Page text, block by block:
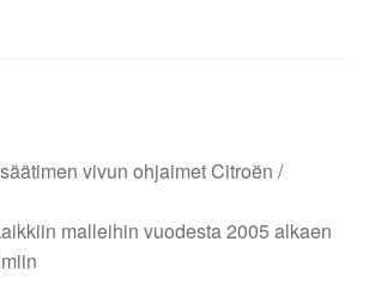
vivun ohjaimet Citroën /
malleihin vuodesta 2005 alkaen